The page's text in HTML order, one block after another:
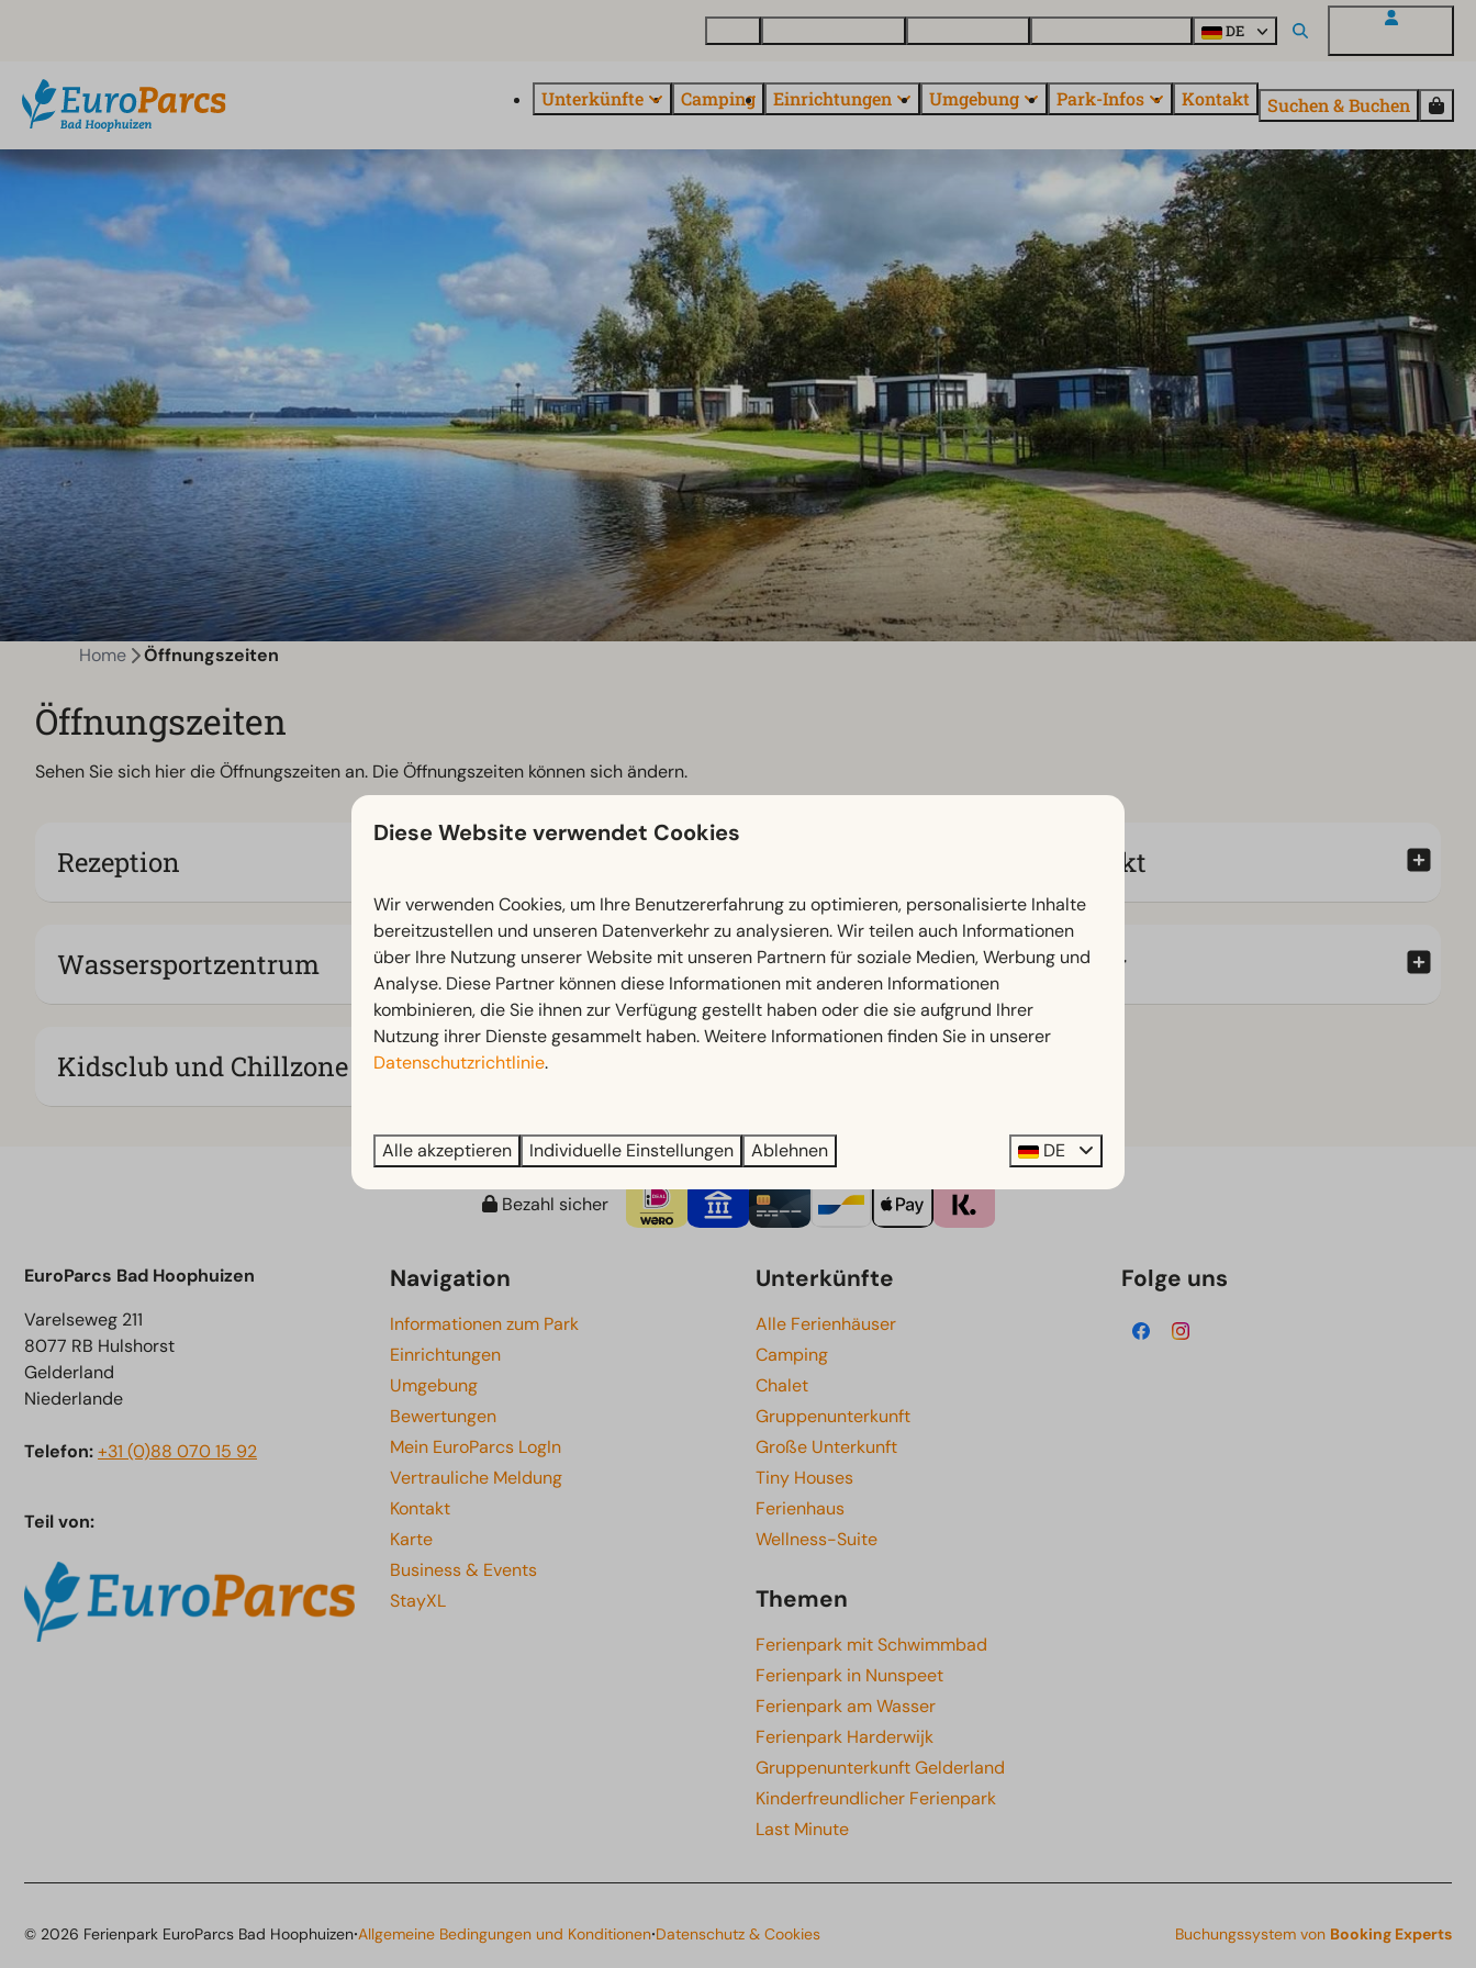
DE
Unterkünfte Camping Einrichtungen Umgebung Park-Infos Kontakt Suchen & Buchen
Home Öffnungszeiten
Öffnungszeiten
Sehen Sie sich hier die Öffnungszeiten an. Die Öffnungszeiten können sich ändern.
Rezeption
Wassersportzentrum
Kidsclub und Chillzone
Hallenbad & Wellness
Minimarkt
Snackbar
Bezahl sicher
EuroParcs Bad Hoophuizen
Varelseweg 211
8077 RB Hulshorst
Gelderland
Niederlande
Telefon:+31 (0)88 070 15 92
Teil von:
Navigation
Informationen zum Park
Einrichtungen
Umgebung
Bewertungen
Mein EuroParcs LogIn
Vertrauliche Meldung
Kontakt
Karte
Business & Events
StayXL
Unterkünfte
Alle Ferienhäuser
Camping
Chalet
Gruppenunterkunft
Große Unterkunft
Tiny Houses
Ferienhaus
Wellness-Suite
Themen
Ferienpark mit Schwimmbad
Ferienpark in Nunspeet
Ferienpark am Wasser
Ferienpark Harderwijk
Gruppenunterkunft Gelderland
Kinderfreundlicher Ferienpark
Last Minute
Folge uns
© 2026 Ferienpark EuroParcs Bad Hoophuizen·Allgemeine Bedingungen und Konditionen·Datenschutz & Cookies Buchungssystem von Booking Experts
Diese Website verwendet Cookies
Wir verwenden Cookies, um Ihre Benutzererfahrung zu optimieren, personalisierte Inhalte
bereitzustellen und unseren Datenverkehr zu analysieren. Wir teilen auch Informationen
über Ihre Nutzung unserer Website mit unseren Partnern für soziale Medien, Werbung und
Analyse. Diese Partner können diese Informationen mit anderen Informationen
kombinieren, die Sie ihnen zur Verfügung gestellt haben oder die sie aufgrund Ihrer
Nutzung ihrer Dienste gesammelt haben. Weitere Informationen finden Sie in unserer
Datenschutzrichtlinie.
Alle akzeptieren Individuelle Einstellungen Ablehnen DE